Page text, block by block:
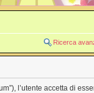
Ricerca
l’utente accetta di